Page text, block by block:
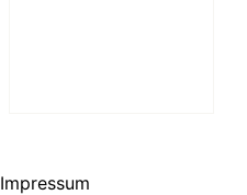
Impressum